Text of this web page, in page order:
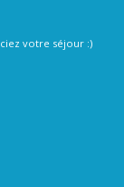
votre séjour :)